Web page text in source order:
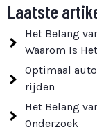
Laatste
Het Belang
Waarom Is
Optimaal
rijden
Het Belang
Onderzoek